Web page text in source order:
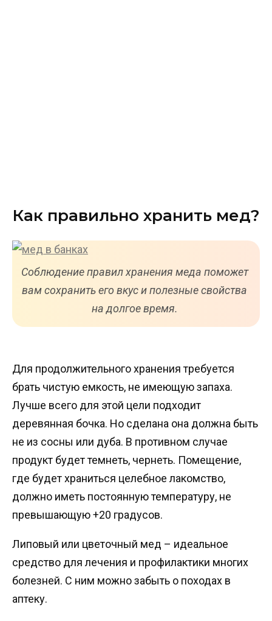
Как правильно хранить мед?
Соблюдение правил хранения меда поможет
вам сохранить его вкус и полезные свойства
на долгое время.
Для продолжительного хранения требуется
брать чистую емкость, не имеющую запаха.
Лучше всего для этой цели подходит
деревянная бочка. Но сделана она должна быть
не из сосны или дуба. В противном случае
продукт будет темнеть, чернеть. Помещение,
где будет храниться целебное лакомство,
должно иметь постоянную температуру, не
превышающую +20 градусов.
Липовый или цветочный мед – идеальное
средство для лечения и профилактики многих
болезней. С ним можно забыть о походах в
аптеку.